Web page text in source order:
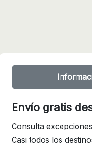
Envío gratis
Consulta
Casi todos los